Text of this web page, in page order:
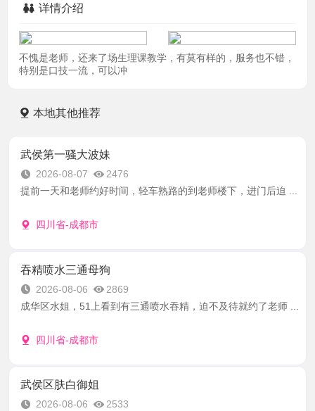
详情介绍
不愧是老师，还来了场生理课教学，有莫有样的，服务也不错，
特别是口技一流，可以冲
本地其他推荐
武侯第一骚大波妹
2026-08-07
2476
提前一天和老师约好时间，轻车熟路的到老师楼下，进门后迫 ...
四川省-成都市
吞精喷水三通母狗
2026-08-06
2869
成华区水姐，51上看到有三通喷水吞精，迫不及待就约了老师 ...
四川省-成都市
武侯区肤白御姐
2026-08-06
2533